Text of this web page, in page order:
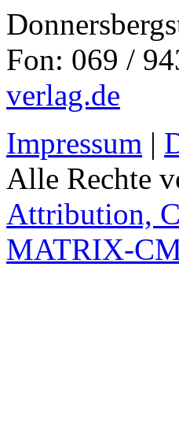
Fon: 069 /
verlag.de
Impressum |
Alle Rechte
Attribution,
MATRIX-